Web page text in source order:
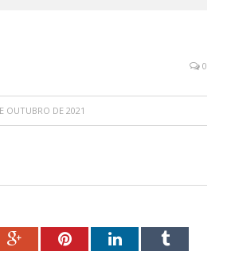
0
OUTUBRO DE 2021
Google+PinterestLinkedInTumblr